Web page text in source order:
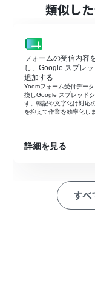
記載漏れとい
■フローボットの流
はじめに、
と連携します
次に、トリガ
れたら」とい
する」アクシ
の回答内容を
答内容を指定
※「トリガー」：フ
類似し
フォームの受信内容
し、Google スプレ
追加する
Yoomフォーム受付デー
換しGoogle スプレッド
す。転記や文字化け対応
を抑えて作業を効率化し
詳細を見る
す